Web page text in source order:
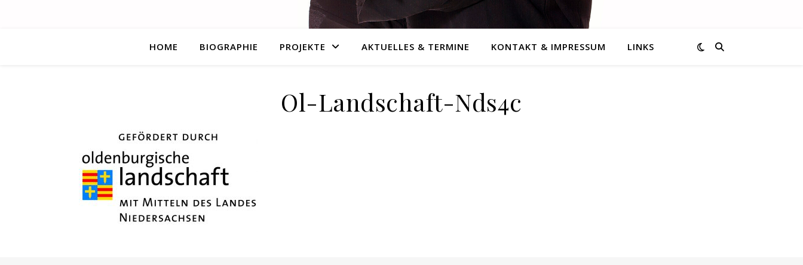
HOME BIOGRAPHIE PROJEKTE AKTUELLES & TERMINE KONTAKT & IMPRESSUM LINKS
Ol-Landschaft-Nds4c